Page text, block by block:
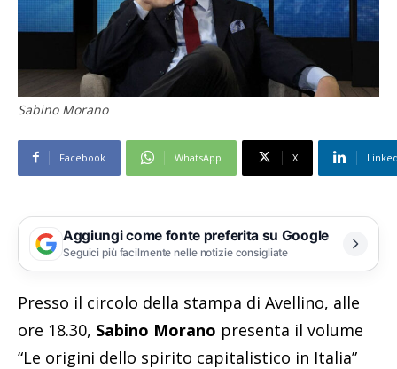
Sabino Morano
Facebook WhatsApp X
Aggiungi come fonte preferita su Google
Seguici più facilmente nelle notizie consigliate
Presso il circolo della stampa di Avellino, alle
ore 18.30, Sabino Morano presenta il volume
“Le origini dello spirito capitalistico in Italia”